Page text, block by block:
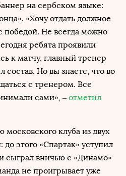
на сербском языке:
«Хочу отдать должное
победой. Не всегда можно
ребята проявили
к матчу, главный тренер
Но вы знаете, что во
с тренером. Все
сами», – отметил
клуба из двух
этого «Спартак» уступил
сыграл вничью с «Динамо»
не проигрывает уже